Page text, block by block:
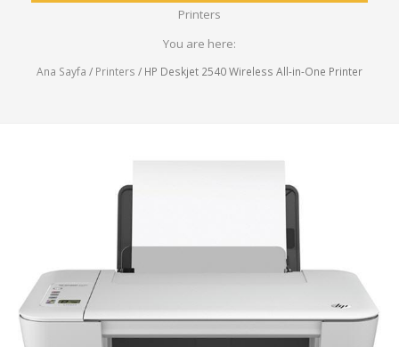
Printers
You are here:
Ana Sayfa / Printers / HP Deskjet 2540 Wireless All-in-One Printer